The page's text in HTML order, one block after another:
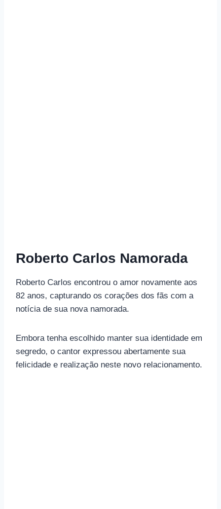
Roberto Carlos Namorada
Roberto Carlos encontrou o amor novamente aos
82 anos, capturando os corações dos fãs com a
notícia de sua nova namorada.
Embora tenha escolhido manter sua identidade em
segredo, o cantor expressou abertamente sua
felicidade e realização neste novo relacionamento.